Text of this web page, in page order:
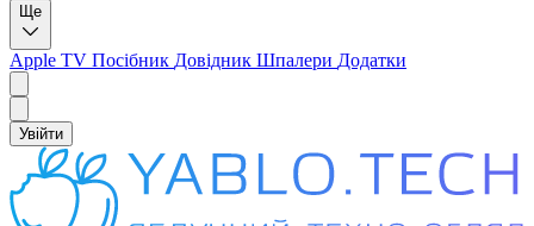
Ще
Apple TV Посібник Довідник Шпалери Додатки
Увійти